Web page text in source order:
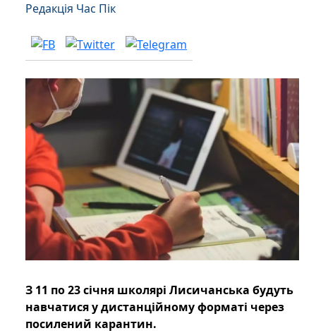
Редакція Час Пік
З 11 по 23 січня школярі Лисичанська будуть
навчатися у дистанційному форматі через
посилений карантин.